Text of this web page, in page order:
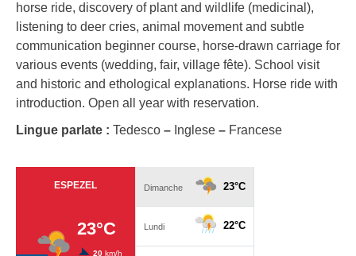
horse ride, discovery of plant and wildlife (medicinal),
listening to deer cries, animal movement and subtle
communication beginner course, horse-drawn carriage for
various events (wedding, fair, village fête). School visit
and historic and ethological explanations. Horse ride with
introduction. Open all year with reservation.
Lingue parlate : Tedesco – Inglese – Francese